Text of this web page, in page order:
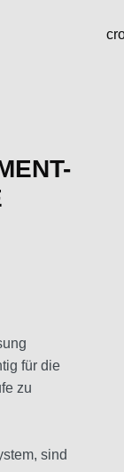
für die
zu
sind